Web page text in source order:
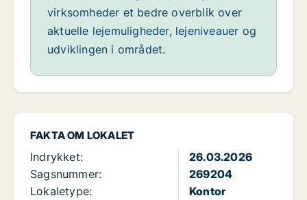
FAKTA OM LOKALET
Indrykket:
26.03.2026
Sagsnummer:
269204
Lokaletype:
Kontor
virksomheder et bedre overblik over
aktuelle lejemuligheder, lejeniveauer og
udviklingen i området.